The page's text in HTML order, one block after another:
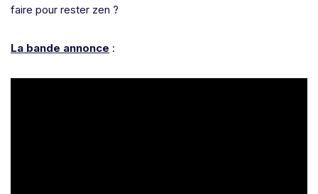
faire pour rester zen ?
La bande annonce :